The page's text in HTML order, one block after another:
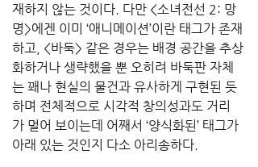
재하지 않는 것이다. 다만 <소녀전선 2: 망
명>에겐 이미 ‘애니메이션’이란 태그가 존재
하고, <바둑> 같은 경우는 배경 공간을 추상
화하거나 생략했을 뿐 오히려 바둑판 자체
는 꽤나 현실의 물건과 유사하게 구현된 듯
하며 전체적으로 시각적 창의성과도 거리
가 멀어 보이는데 어째서 ‘양식화된’ 태그가
아래 있는 것인지 다소 아리송하다.